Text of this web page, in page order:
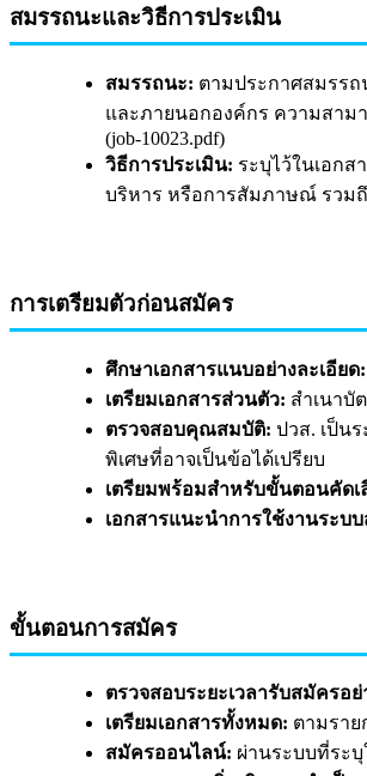
สมรรถนะและวิธีการประเมิน
สมรรถนะ: ตามประกาศสมรร
และภายนอกองค์กร ความสาม
(job-10023.pdf)
วิธีการประเมิน: ระบุไว้ในเอก
บริหาร หรือการสัมภาษณ์ รวม
การเตรียมตัวก่อนสมัคร
ศึกษาเอกสารแนบอย่างละเอียด:
เตรียมเอกสารส่วนตัว: สำเนาบั
ตรวจสอบคุณสมบัติ: ปวส. เป็น
พิเศษที่อาจเป็นข้อได้เปรียบ
เตรียมพร้อมสำหรับขั้นตอนคัดเ
เอกสารแนะนำการใช้งานระบ
ขั้นตอนการสมัคร
ตรวจสอบระยะเวลารับสมัครอย่
เตรียมเอกสารทั้งหมด: ตามราย
สมัครออนไลน์: ผ่านระบบที่ระ